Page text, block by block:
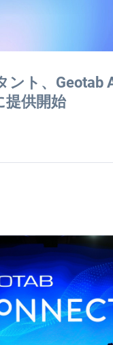
ント、Geotab
提供開始